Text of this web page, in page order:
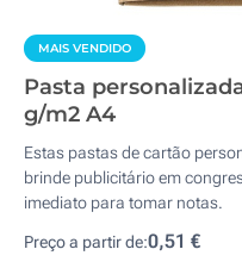
MAIS VENDIDO
Pasta
g/m2 A4
Estas pastas de cartão
brinde publicitário em
imediato para tomar notas.
Preço a partir de:0,51 €